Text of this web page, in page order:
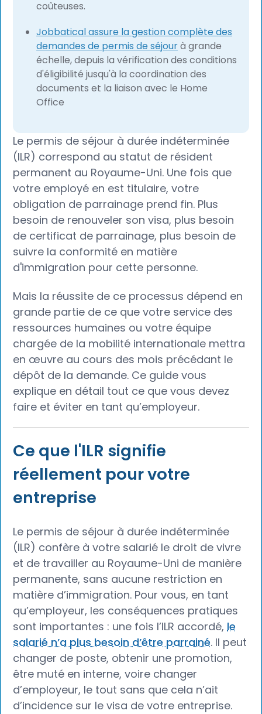
coûteuses.
Jobbatical assure la gestion complète des
demandes de permis de séjourà grande
échelle, depuis la vérification des conditions
d'éligibilité jusqu'à la coordination des
documents et la liaison avec le Home
Office
Le permis de séjour à durée indéterminée
(ILR) correspond au statut de résident
permanent au Royaume-Uni. Une fois que
votre employé en est titulaire, votre
obligation de parrainage prend fin. Plus
besoin de renouveler son visa, plus besoin
de certificat de parrainage, plus besoin de
suivre la conformité en matière
d'immigration pour cette personne.
Mais la réussite de ce processus dépend en
grande partie de ce que votre service des
ressources humaines ou votre équipe
chargée de la mobilité internationale mettra
en œuvre au cours des mois précédant le
dépôt de la demande. Ce guide vous
explique en détail tout ce que vous devez
faire et éviter en tant qu’employeur.
Ce que l'ILR signifie
réellement pour votre
entreprise
Le permis de séjour à durée indéterminée
(ILR) confère à votre salarié le droit de vivre
et de travailler au Royaume-Uni de manière
permanente, sans aucune restriction en
matière d’immigration. Pour vous, en tant
qu’employeur, les conséquences pratiques
sont importantes : une fois l’ILR accordé,le
salarié n’a plus besoin d’être parrainé. Il peut
changer de poste, obtenir une promotion,
être muté en interne, voire changer
d’employeur, le tout sans que cela n’ait
d’incidence sur le visa de votre entreprise.